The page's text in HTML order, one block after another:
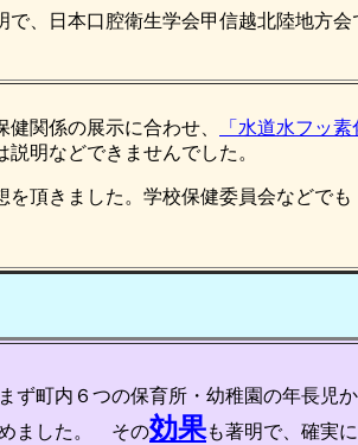
で、日本口腔衛生学会甲信越北陸地方会
関係の展示に合わせ、 「水道水フッ
明などできませんでした。
を頂きました。学校保健委員会などで
ず町内６つの保育所・幼稚園の年長児
めました。 その効果も著明で、確実